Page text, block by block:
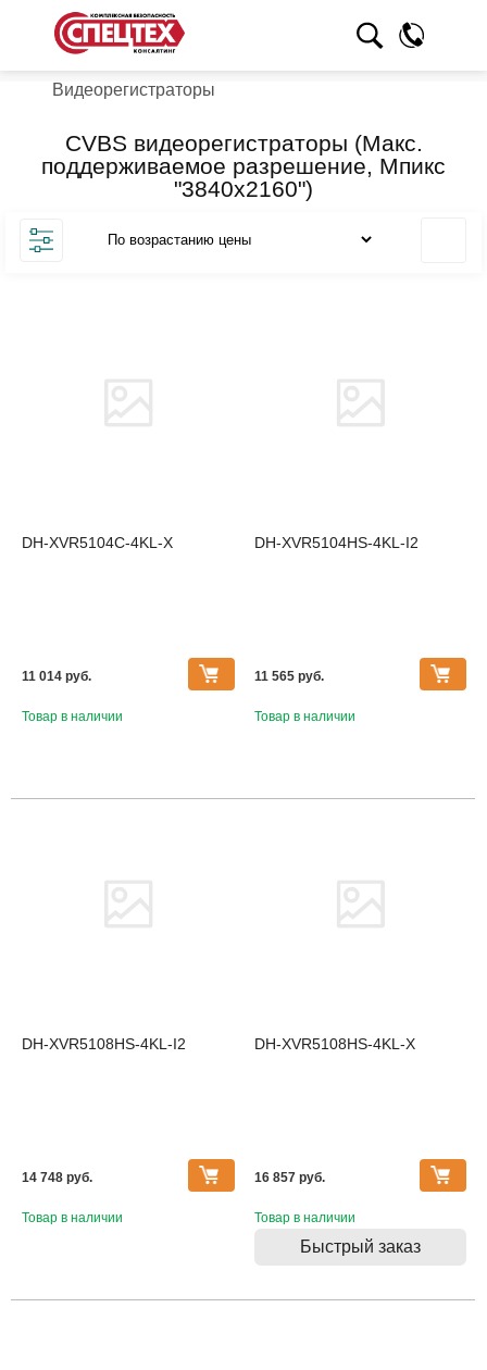
Видеорегистраторы
CVBS видеорегистраторы (Макс.
поддерживаемое разрешение, Мпикс
"3840х2160")
DH-XVR5104C-4KL-X
11 014 pуб.
Товар в наличии
DH-XVR5104HS-4KL-I2
11 565 pуб.
Товар в наличии
DH-XVR5108HS-4KL-I2
14 748 pуб.
Товар в наличии
DH-XVR5108HS-4KL-X
16 857 pуб.
Товар в наличии
Быстрый заказ